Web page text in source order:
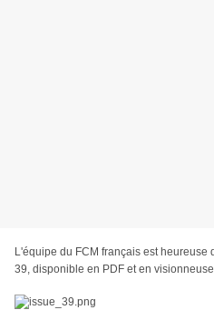
L'équipe du FCM français est
39, disponible en PDF et en